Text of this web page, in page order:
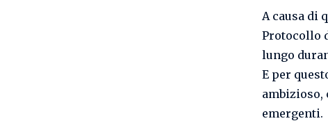
A causa di
Protocollo
lungo
E per
ambizioso,
emergenti.